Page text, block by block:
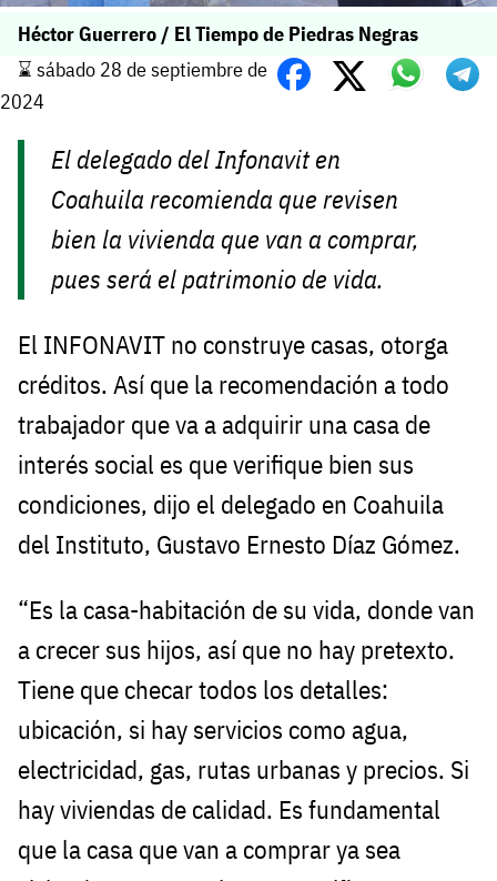
Héctor Guerrero / El Tiempo de Piedras Negras
⌛️ sábado 28 de septiembre de
2024
El delegado del Infonavit en
Coahuila recomienda que revisen
bien la vivienda que van a comprar,
pues será el patrimonio de vida.
El INFONAVIT no construye casas, otorga
créditos. Así que la recomendación a todo
trabajador que va a adquirir una casa de
interés social es que verifique bien sus
condiciones, dijo el delegado en Coahuila
del Instituto, Gustavo Ernesto Díaz Gómez.
“Es la casa-habitación de su vida, donde van
a crecer sus hijos, así que no hay pretexto.
Tiene que checar todos los detalles:
ubicación, si hay servicios como agua,
electricidad, gas, rutas urbanas y precios. Si
hay viviendas de calidad. Es fundamental
que la casa que van a comprar ya sea